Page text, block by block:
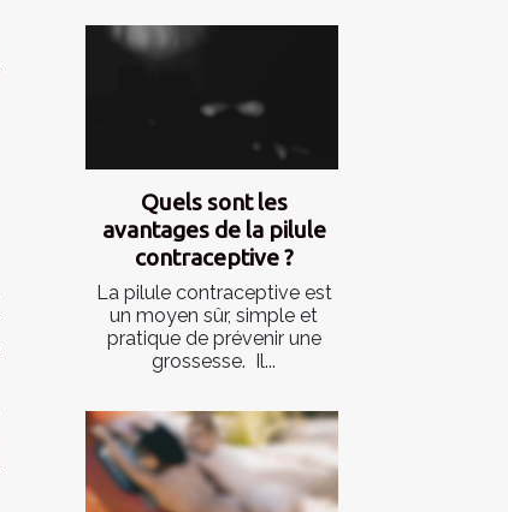
Quels sont les
avantages de la pilule
contraceptive ?
La pilule contraceptive est
un moyen sûr, simple et
pratique de prévenir une
grossesse. Il...